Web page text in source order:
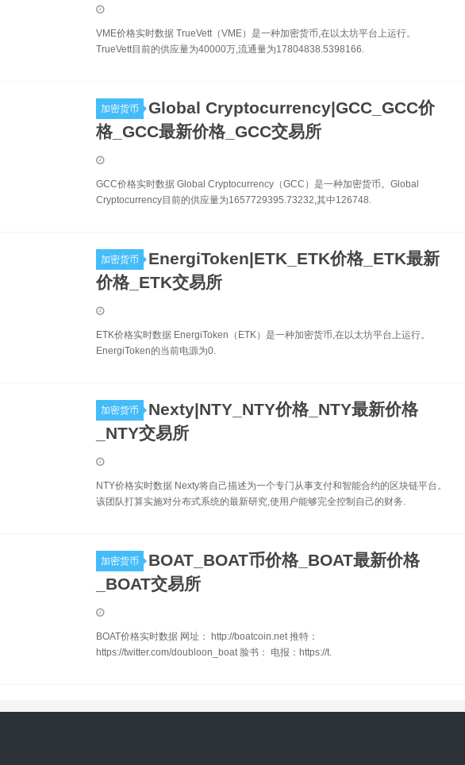
VME价格实时数据 TrueVett（VME）是一种加密货币,在以太坊平台上运行。
TrueVett目前的供应量为40000万,流通量为17804838.5398166.
加密货币
Global Cryptocurrency|GCC_GCC价
格_GCC最新价格_GCC交易所
GCC价格实时数据 Global Cryptocurrency（GCC）是一种加密货币。Global
Cryptocurrency目前的供应量为1657729395.73232,其中126748.
加密货币
EnergiToken|ETK_ETK价格_ETK最新
价格_ETK交易所
ETK价格实时数据 EnergiToken（ETK）是一种加密货币,在以太坊平台上运行。
EnergiToken的当前电源为0.
加密货币
Nexty|NTY_NTY价格_NTY最新价格
_NTY交易所
NTY价格实时数据 Nexty将自己描述为一个专门从事支付和智能合约的区块链平台。
该团队打算实施对分布式系统的最新研究,使用户能够完全控制自己的财务.
加密货币
BOAT_BOAT币价格_BOAT最新价格
_BOAT交易所
BOAT价格实时数据 网址： http://boatcoin.net 推特：
https://twitter.com/doubloon_boat 脸书： 电报：https://t.